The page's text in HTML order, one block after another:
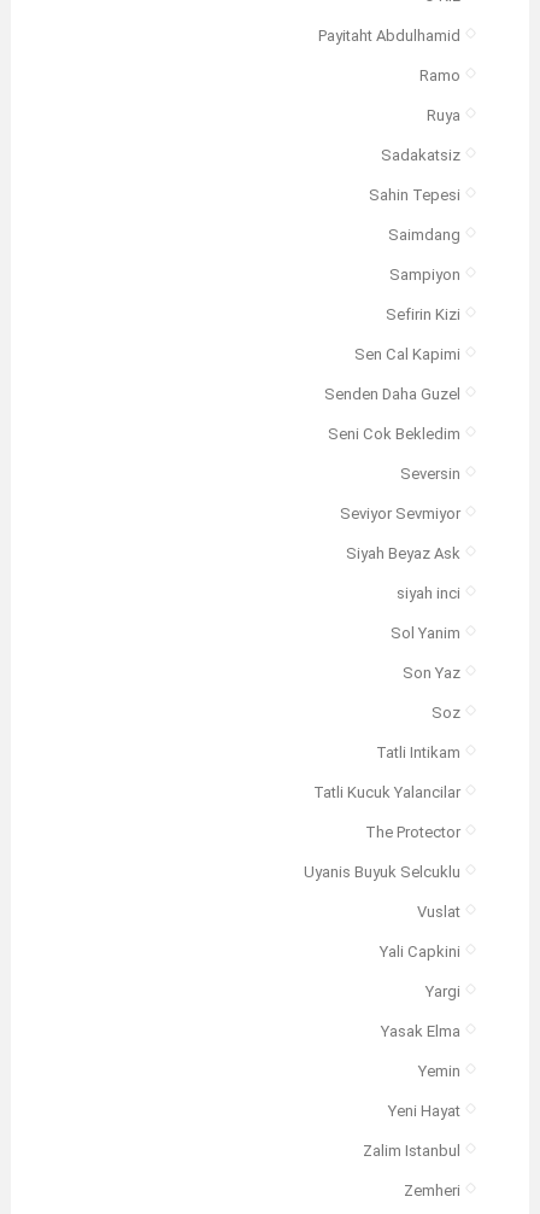
Payitaht Abdulhamid
Ramo
Ruya
Sadakatsiz
Sahin Tepesi
Saimdang
Sampiyon
Sefirin Kizi
Sen Cal Kapimi
Senden Daha Guzel
Seni Cok Bekledim
Seversin
Seviyor Sevmiyor
Siyah Beyaz Ask
siyah inci
Sol Yanim
Son Yaz
Soz
Tatli Intikam
Tatli Kucuk Yalancilar
The Protector
Uyanis Buyuk Selcuklu
Vuslat
Yali Capkini
Yargi
Yasak Elma
Yemin
Yeni Hayat
Zalim Istanbul
Zemheri